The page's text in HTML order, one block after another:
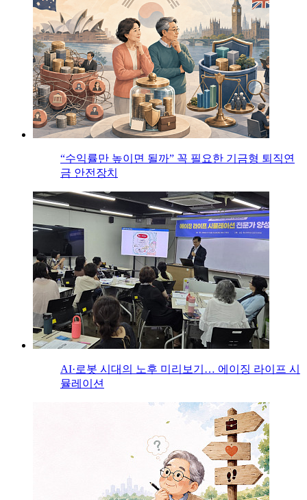
“수익률만 높이면 될까” 꼭 필요한 기금형 퇴직연
금 안전장치
AI·로봇 시대의 노후 미리보기… 에이징 라이프 시
뮬레이션